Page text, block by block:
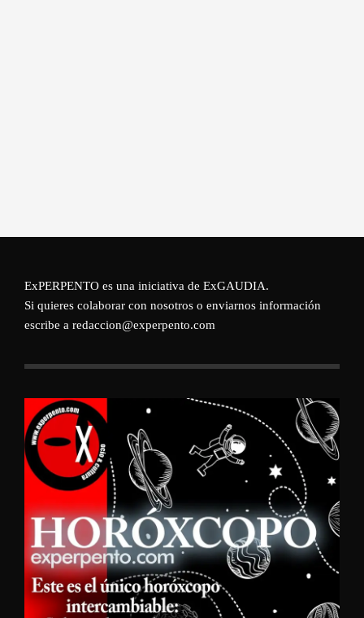
ExPERPENTO es una iniciativa de ExGAUDIA.
Si quieres colaborar con nosotros o enviarnos información
escribe a redaccion@experpento.com